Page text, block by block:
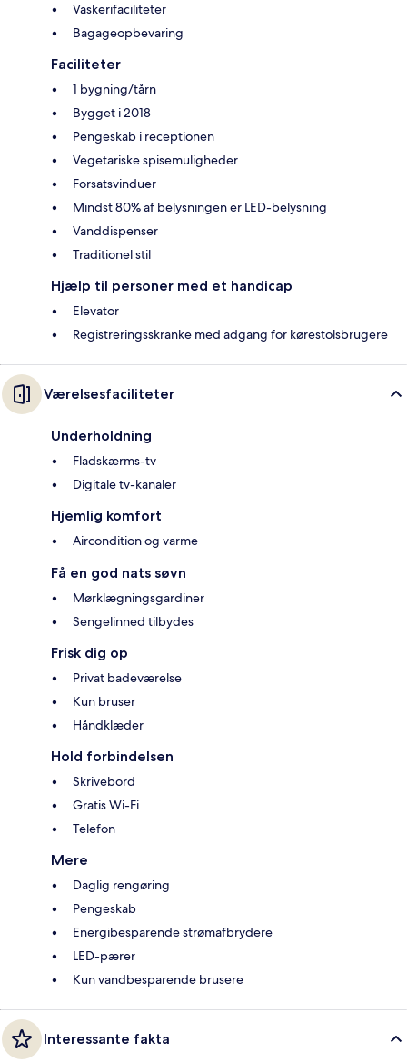
Vaskerifaciliteter
Bagageopbevaring
Faciliteter
1 bygning/tårn
Bygget i 2018
Pengeskab i receptionen
Vegetariske spisemuligheder
Forsatsvinduer
Mindst 80% af belysningen er LED-belysning
Vanddispenser
Traditionel stil
Hjælp til personer med et handicap
Elevator
Registreringsskranke med adgang for kørestolsbrugere
Værelsesfaciliteter
Underholdning
Fladskærms-tv
Digitale tv-kanaler
Hjemlig komfort
Aircondition og varme
Få en god nats søvn
Mørklægningsgardiner
Sengelinned tilbydes
Frisk dig op
Privat badeværelse
Kun bruser
Håndklæder
Hold forbindelsen
Skrivebord
Gratis Wi-Fi
Telefon
Mere
Daglig rengøring
Pengeskab
Energibesparende strømafbrydere
LED-pærer
Kun vandbesparende brusere
Interessante fakta